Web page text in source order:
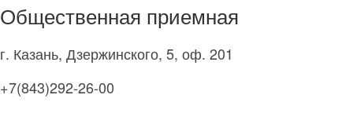
Общественная приемная
г. Казань, Дзержинского, 5, оф. 201
+7(843)292-26-00